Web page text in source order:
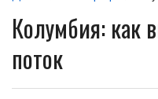
Колумбия: как
поток